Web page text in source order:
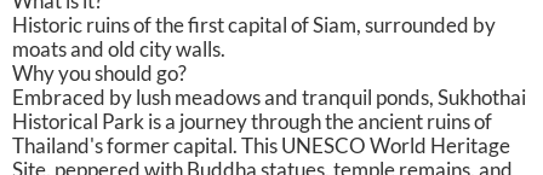
Historic ruins of the first capital of Siam, surrounded by
moats and old city walls.
Why you should go?
Embraced by lush meadows and tranquil ponds, Sukhothai
Historical Park is a journey through the ancient ruins of
Thailand's former capital. This UNESCO World Heritage
Site, peppered with Buddha statues, temple remains, and